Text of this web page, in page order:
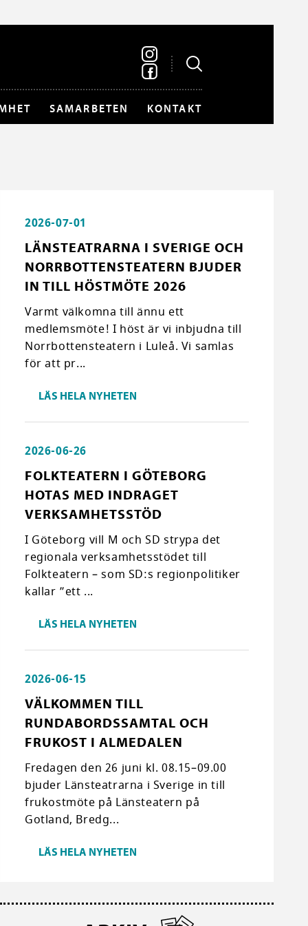
SAMARBETEN KONTAKT
2026-07-01
LÄNSTEATRARNA I SVERIGE OCH
NORRBOTTENSTEATERN BJUDER
IN TILL HÖSTMÖTE 2026
Varmt välkomna till ännu ett
medlemsmöte! I höst är vi inbjudna till
Norrbottensteatern i Luleå. Vi samlas
för att pr...
LÄS HELA NYHETEN
2026-06-26
FOLKTEATERN I GÖTEBORG
HOTAS MED INDRAGET
VERKSAMHETSSTÖD
I Göteborg vill M och SD strypa det
regionala verksamhetsstödet till
Folkteatern – som SD:s regionpolitiker
kallar ”ett ...
LÄS HELA NYHETEN
2026-06-15
VÄLKOMMEN TILL
RUNDABORDSSAMTAL OCH
FRUKOST I ALMEDALEN
Fredagen den 26 juni kl. 08.15–09.00
bjuder Länsteatrarna i Sverige in till
frukostmöte på Länsteatern på
Gotland, Bredg...
LÄS HELA NYHETEN